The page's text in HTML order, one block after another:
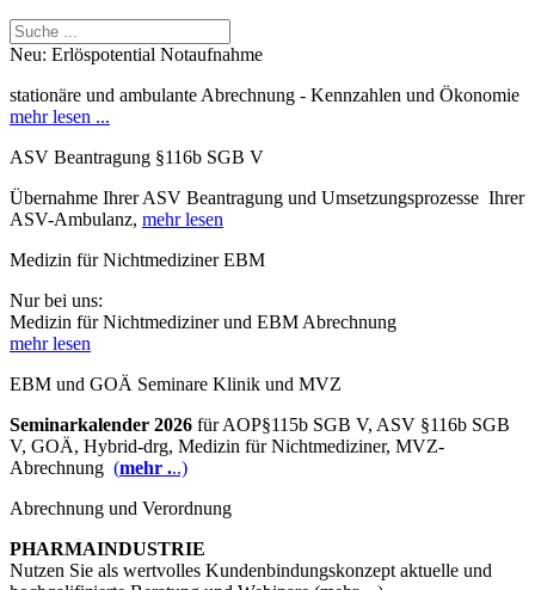
Neu: Erlöspotential Notaufnahme
stationäre und ambulante Abrechnung - Kennzahlen und Ökonomie
mehr lesen ...
ASV Beantragung §116b SGB V
Übernahme Ihrer ASV Beantragung und Umsetzungsprozesse Ihrer
ASV-Ambulanz, mehr lesen
Medizin für Nichtmediziner EBM
Nur bei uns:
Medizin für Nichtmediziner und EBM Abrechnung
mehr lesen
EBM und GOÄ Seminare Klinik und MVZ
Seminarkalender 2026 für AOP§115b SGB V, ASV §116b SGB
V, GOÄ, Hybrid-drg, Medizin für Nichtmediziner, MVZ-
Abrechnung (mehr ...)
Abrechnung und Verordnung
PHARMAINDUSTRIE
Nutzen Sie als wertvolles Kundenbindungskonzept aktuelle und